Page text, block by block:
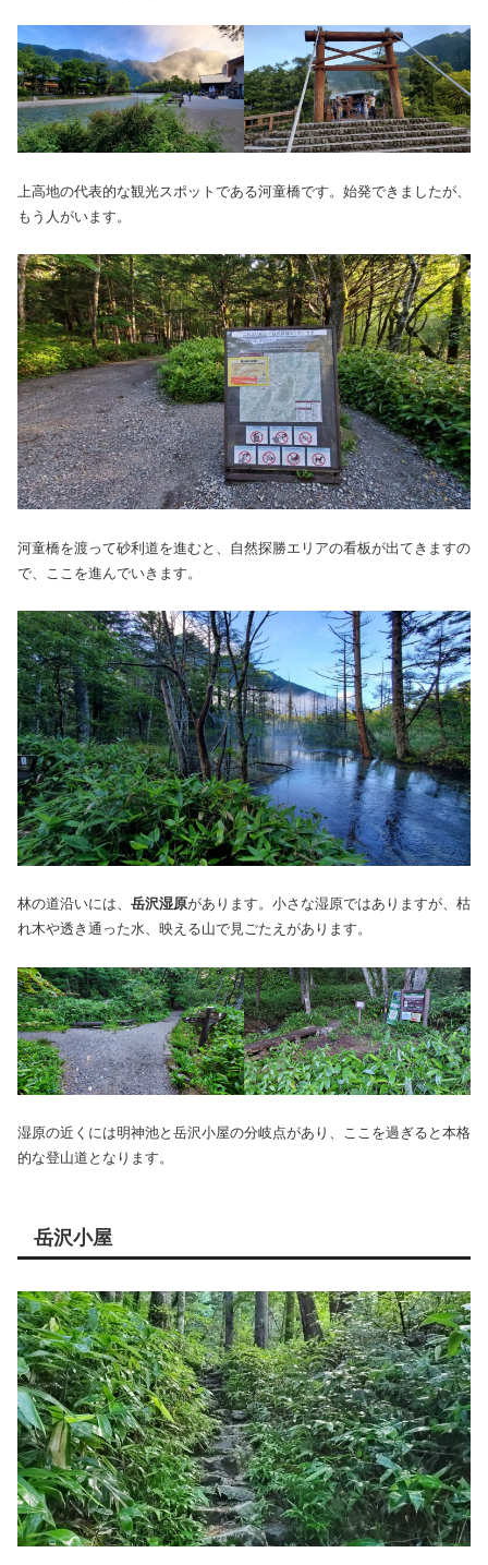
上高地の代表的な観光スポットである河童橋です。始発できましたが、
もう人がいます。
河童橋を渡って砂利道を進むと、自然探勝エリアの看板が出てきますの
で、ここを進んでいきます。
林の道沿いには、 岳沢湿原があります。小さな湿原ではありますが、枯
れ木や透き通った水、映える山で見ごたえがあります。
湿原の近くには明神池と岳沢小屋の分岐点があり、ここを過ぎると本格
的な登山道となります。
岳沢小屋